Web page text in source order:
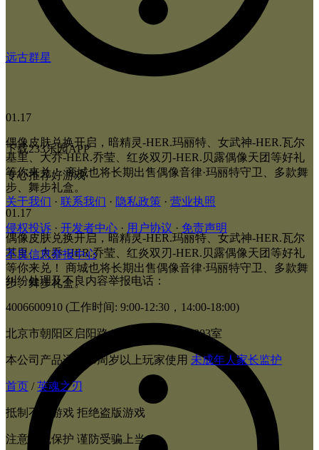
01.17
偶像皮肤兑换开启，暗精灵-HER.玛丽特、女武神-HER.瓦尔
基里、大乔-HER.乔莹、红炎双刃-HER.贝露偶像天团等好礼
等你来兑！ 商城也将长期出售偶像音律·玛丽特守卫、多款舞
步、舞步礼盒。
01.17
偶像皮肤兑换开启，暗精灵-HER.玛丽特、女武神-HER.瓦尔
基里、大乔-HER.乔莹、红炎双刃-HER.贝露偶像天团等好礼
等你来兑！ 商城也将长期出售偶像音律·玛丽特守卫、多款舞
步、舞步礼盒。
远古群星
下载233乐园APP
专心推荐好游戏
关于我们 · 联系我们 · 隐私政策 · 营业执照
侵权投诉 · 开发者中心 · 用户协议 · 免责声明
不良信息举报中心
纠纷处理及不良内容举报电话：
4006600910 (工作时间: 9:00-12:30，14:00-18:00)
北京市朝阳区启阳路4号院2号楼15层1803室
本公司产品适合10周岁以上玩家使用 未成年人家长监护
首页 /英魂之刃
抵制不良游戏 拒绝盗版游戏
注意自我保护 谨防受骗上当